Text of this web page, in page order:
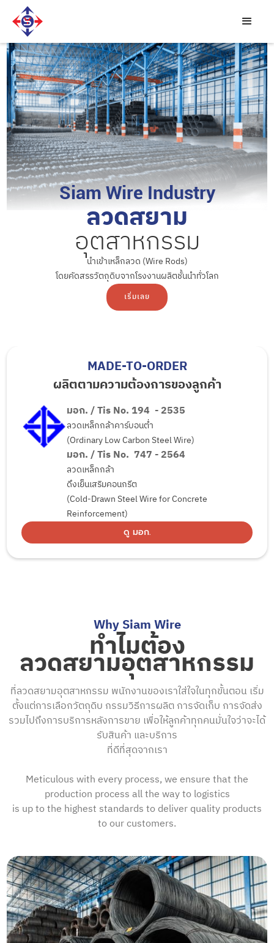
Siam Wire Industry
ลวดสยาม
อุตสาหกรรม
นำเข้าเหล็กลวด (Wire Rods)
โดยคัดสรรวัตถุดิบจากโรงงานผลิตชั้นนำทั่วโลก
เริ่มเลย
MADE-TO-ORDER
ผลิตตามความต้องการของลูกค้า
มอก. / Tis No. 194 - 2535
ลวดเหล็กกล้าคาร์บอนตํ่า
(Ordinary Low Carbon Steel Wire)
มอก. / Tis No. 747 - 2564
ลวดเหล็กกล้า
ดึงเย็นเสริมคอนกรีต
(Cold-Drawn Steel Wire for Concrete
Reinforcement)
ดู มอก.
Why Siam Wire
ทำไมต้อง
ลวดสยามอุตสาหกรรม
ที่ลวดสยามอุตสาหกรรม พนักงานของเราใส่ใจในทุุกขั้นตอน เริ่ม
ตั้งแต่การเลือกวัตถุดิบ กรรมวิธีการผลิต การจัดเก็บ การจัดส่ง
รวมไปถึงการบริการหลังการขาย เพื่อให้ลูกค้าทุกคนมั่นใจว่าจะได้
รับสินค้า และบริการ
ที่ดีที่สุดจากเรา
Meticulous with every process, we ensure that the
production process all the way to logistics
is up to the highest standards to deliver quality products
to our customers.